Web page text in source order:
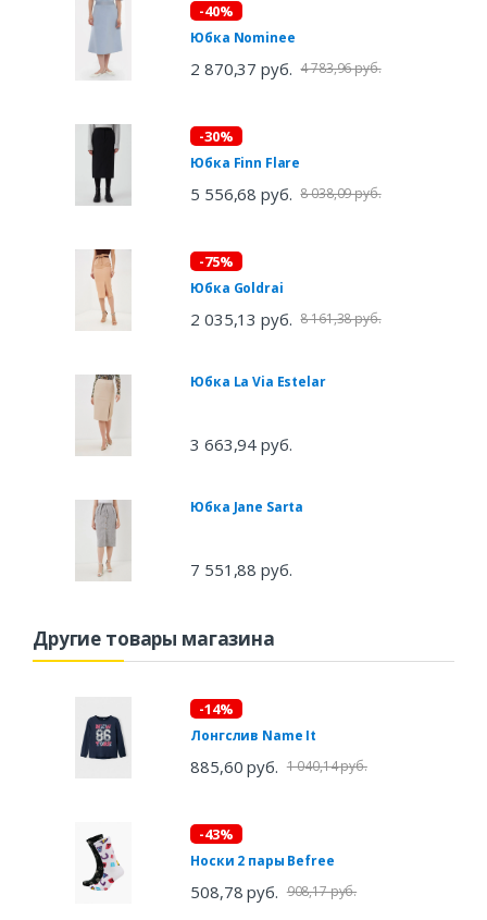
-40%
Юбка Nominee
2 870,37 руб. 4 783,96 руб.
-30%
Юбка Finn Flare
5 556,68 руб. 8 038,09 руб.
-75%
Юбка Goldrai
2 035,13 руб. 8 161,38 руб.
Юбка La Via Estelar
3 663,94 руб.
Юбка Jane Sarta
7 551,88 руб.
Другие товары магазина
-14%
Лонгслив Name It
885,60 руб. 1 040,14 руб.
-43%
Носки 2 пары Befree
508,78 руб. 908,17 руб.